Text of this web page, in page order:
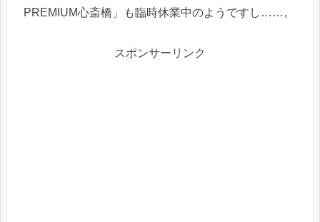
PREMIUM心斎橋」も臨時休業中のようですし……。
スポンサーリンク